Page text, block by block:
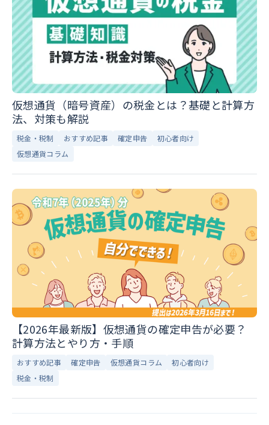
仮想通貨（暗号資産）の税金とは？基礎と計算方
法、対策も解説
税金・税制 おすすめ記事 確定申告
初心者向け
仮想通貨コラム
【2026年最新版】仮想通貨の確定申告が必要？
計算方法とやり方・手順
おすすめ記事 確定申告 仮想通貨コラム
初心者向け
税金・税制